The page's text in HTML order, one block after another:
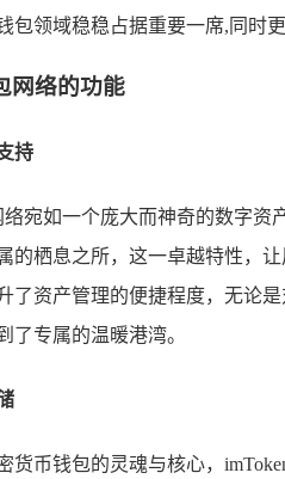
包领域稳稳占据重要一席,同时
网络的功能
持
络宛如一个庞大而神奇的数字资
的栖息之所，这一卓越特性，
了资产管理的便捷程度，无论
了专属的温暖港湾。
货币钱包的灵魂与核心，